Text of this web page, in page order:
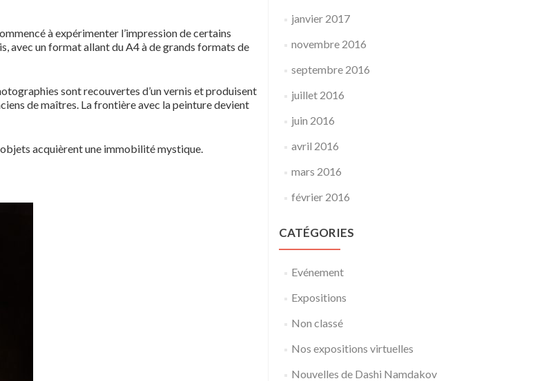
à expérimenter l’impression de certains
avec un format allant du A4 à de grands formats de
sont recouvertes d’un vernis et produisent
de maîtres. La frontière avec la peinture devient
acquièrent une immobilité mystique.
janvier 2017
novembre 2016
septembre 2016
juillet 2016
juin 2016
avril 2016
mars 2016
février 2016
CATÉGORIES
Evénement
Expositions
Non classé
Nos expositions virtuelles
Nouvelles de Dashi Namdakov